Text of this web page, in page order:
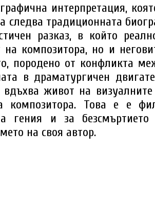
интерпретация,
следва традиционната
разказ, в който
композитора, но и
породено от конфликта
в драматургичен
живот на
композитора. Това е е
гения и за безсмъртието
на своя автор.